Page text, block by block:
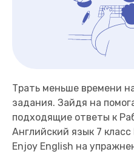
Трать меньше времени
задания. Зайдя на
подходящие ответы к
Английский язык 7
Enjoy English на